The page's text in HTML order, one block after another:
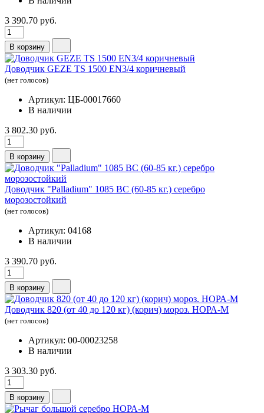
3 390.70 руб.
В корзину
Доводчик GEZE TS 1500 EN3/4 коричневый
(нет голосов)
Артикул: ЦБ-00017660
В наличии
3 802.30 руб.
В корзину
Доводчик "Pаlladium" 1085 ВС (60-85 кг.) серебро
морозостойкий
(нет голосов)
Артикул: 04168
В наличии
3 390.70 руб.
В корзину
Доводчик 820 (от 40 до 120 кг) (корич) мороз. НОРА-М
(нет голосов)
Артикул: 00-00023258
В наличии
3 303.30 руб.
В корзину